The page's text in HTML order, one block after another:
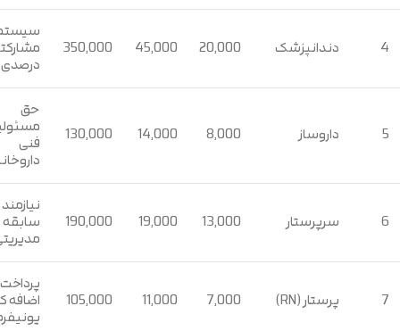
4 دندانپزشک 20,000
45,000
350,000
درصدی
5 داروساز 8,000
14,000
130,000
حق
فنی
6 سرپرستار 13,000
19,000
190,000
نیازمند
سابقه
7 پرستار (RN) 7,000
11,000
105,000
پرداخت
اضافه